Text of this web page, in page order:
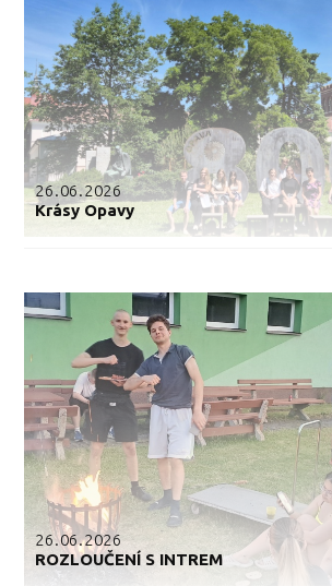
26.06.2026
Krásy Opavy
26.06.2026
ROZLOUČENÍ S INTREM